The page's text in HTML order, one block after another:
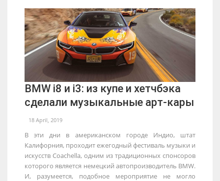
BMW i8 и i3: из купе и хетчбэка
сделали музыкальные арт-кары
18 April, 2019
В эти дни в американском городе Индио, штат
Калифорния, проходит ежегодный фестиваль музыки и
искусств Coachella, одним из традиционных спонсоров
которого является немецкий автопроизводитель BMW.
И, разумеется, подобное мероприятие не могло